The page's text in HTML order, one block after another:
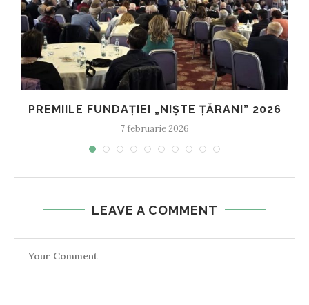
PREMIILE FUNDAȚIEI „NIȘTE ȚĂRANI” 2026
7 februarie 2026
LEAVE A COMMENT